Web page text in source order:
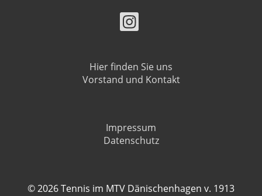
Hier finden Sie uns
Vorstand und Kontakt
Impressum
Datenschutz
© 2026 Tennis im MTV Dänischenhagen v. 1913